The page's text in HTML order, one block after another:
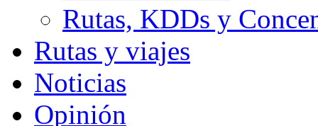
Rutas, KDDs y
Rutas y viajes
Noticias
Opinión